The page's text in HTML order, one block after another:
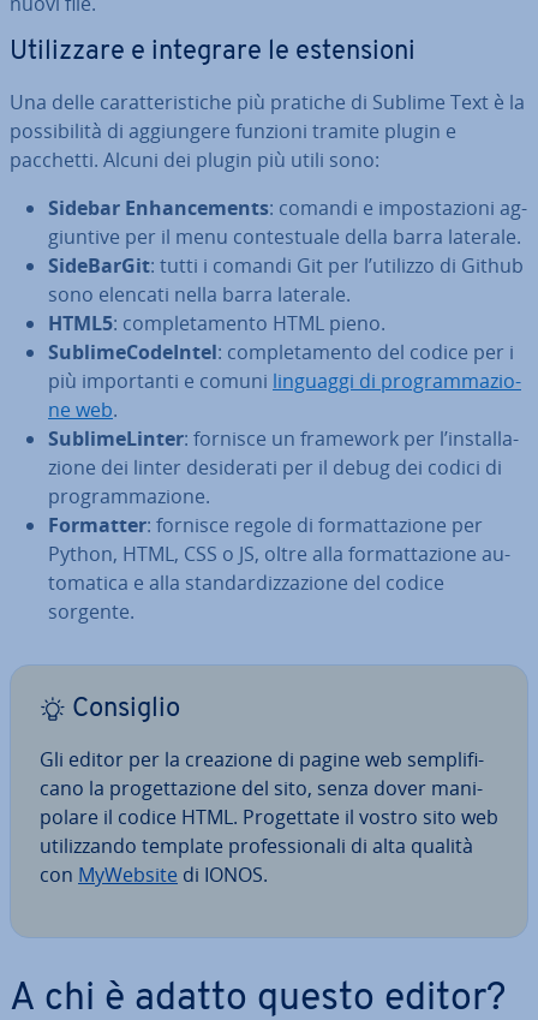
Uti­liz­za­re e integrare le esten­sio­ni
Una delle ca­rat­te­ri­sti­che più pratiche di Sublime Text è la
pos­si­bi­li­tà di ag­giun­ge­re funzioni tramite plugin e
pacchetti. Alcuni dei plugin più utili sono:
Sidebar En­han­ce­men­ts: comandi e im­po­sta­zio­ni ag­
giun­ti­ve per il menu con­te­stua­le della barra laterale.
Si­de­Bar­Git: tutti i comandi Git per l’utilizzo di Github
sono elencati nella barra laterale.
HTML5: com­ple­ta­men­to HTML pieno.
Su­bli­me­Co­deIn­tel: com­ple­ta­men­to del codice per i
più im­por­tan­ti e comuni linguaggi di pro­gram­ma­zio­
ne web.
Su­bli­me­Lin­ter: fornisce un framework per l’in­stal­la­
zio­ne dei linter de­si­de­ra­ti per il debug dei codici di
pro­gram­ma­zio­ne.
Formatter: fornisce regole di for­mat­ta­zio­ne per
Python, HTML, CSS o JS, oltre alla for­mat­ta­zio­ne au­
to­ma­ti­ca e alla stan­dar­diz­za­zio­ne del codice
sorgente.
Consiglio
Gli editor per la creazione di pagine web sem­pli­fi­
ca­no la pro­get­ta­zio­ne del sito, senza dover ma­ni­
po­la­re il codice HTML. Pro­get­ta­te il vostro sito web
uti­liz­zan­do template pro­fes­sio­na­li di alta qualità
con MyWebsite di IONOS.
A chi è adatto questo editor?